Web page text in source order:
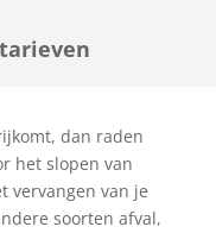
dan raden
het slopen van
vervangen van je
soorten afval,